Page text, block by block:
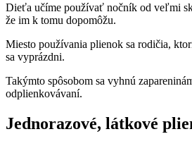
Dieťa učíme používať nočník od veľmi
že im k tomu dopomôžu.
Miesto používania plienok sa rodičia,
sa vyprázdni.
Takýmto spôsobom sa vyhnú
odplienkovávaní.
Jednorazové, látkové